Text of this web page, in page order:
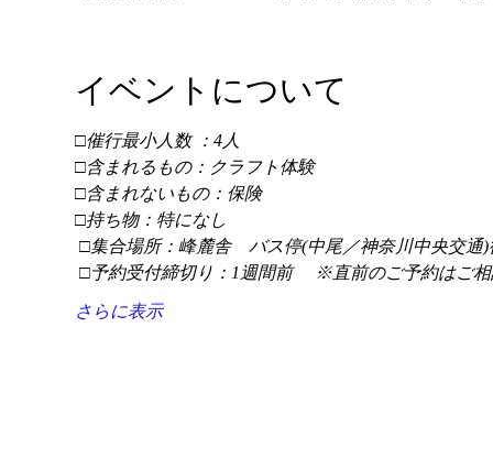
イベントについて
□催行最小人数 ：4人
□含まれるもの：クラフト体験
□含まれないもの：保険
□持ち物：特になし
□集合場所：峰麓舎　バス停(中尾／神奈川中央交通)
□予約受付締切り：1週間前 　※直前のご予約はご
さらに表示